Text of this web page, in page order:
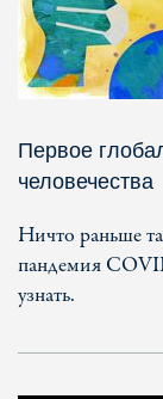
Первое
человечества
Ничто раньше
пандемия
узнать.